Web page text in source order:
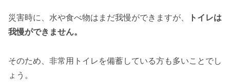
災害時に、水や食べ物はまだ我慢ができますが、
トイレは
我慢ができません。
そのため、非常用トイレを備蓄している方も多いことでし
ょう。